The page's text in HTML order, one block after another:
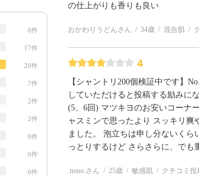
8件
17件
20件
7件
2件
2件
0件
0件
0件
の仕上がりも香りも良い
おかわりうどんさん 34歳 混合肌
4
【シャントリ200個検証中です】
していただけると投稿する励み
(5、6回) マツキヨのお安いコーナ
ャスミンで思ったより スッキリ
ました。 泡立ちは申し分ないく
っとりするけど さらさらに、で
.nono.さん 25歳 敏感肌 クチコミ投